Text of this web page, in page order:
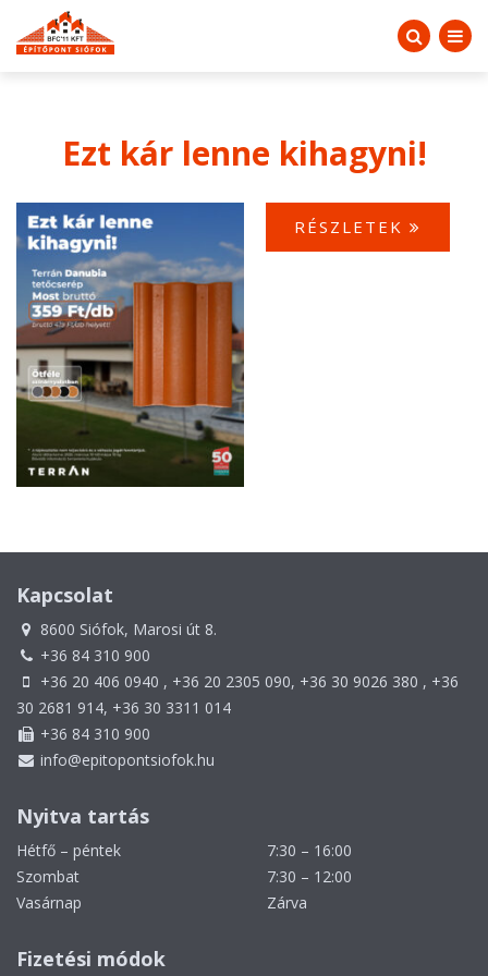
Ezt kár lenne kihagyni!
RÉSZLETEK
Kapcsolat
8600 Siófok, Marosi út 8.
+36 84 310 900
+36 20 406 0940 , +36 20 2305 090, +36 30 9026 380 , +36
30 2681 914, +36 30 3311 014
+36 84 310 900
info@epitopontsiofok.hu
Nyitva tartás
Hétfő – péntek
7:30 – 16:00
Szombat
7:30 – 12:00
Vasárnap
Zárva
Fizetési módok